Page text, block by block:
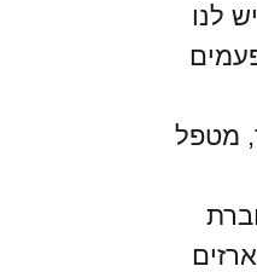
לנו
מטפל